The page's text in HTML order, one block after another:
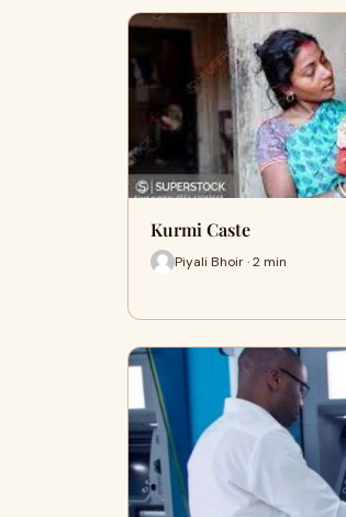
Kurmi Caste
Piyali Bhoir · 2 min